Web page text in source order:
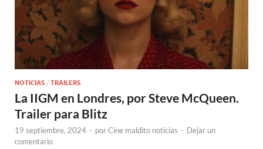
NOTICIAS / TRAILERS
La IIGM en Londres, por Steve McQueen.
Trailer para Blitz
19 septiembre, 2024 - porCine maldito noticias - Dejar un
comentario